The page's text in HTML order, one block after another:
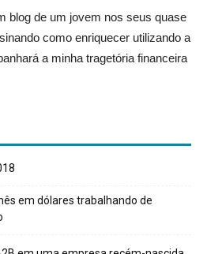
blog de um jovem nos seus quase
como enriquecer utilizando a
a minha tragetória financeira
em dólares trabalhando de